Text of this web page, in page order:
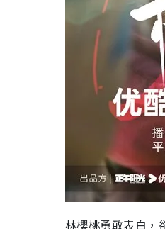
林櫻桃勇敢表白，